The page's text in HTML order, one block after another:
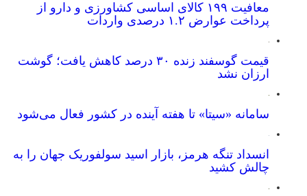
معافیت ۱۹۹ کالای اساسی کشاورزی و دارو از
پرداخت عوارض ۱.۲ درصدی واردات
قیمت گوسفند زنده ۳۰ درصد کاهش یافت؛ گوشت
ارزان نشد
سامانه «سیتا» تا هفته آینده در کشور فعال می‌شود
انسداد تنگه هرمز، بازار اسید سولفوریک جهان را به
چالش کشید